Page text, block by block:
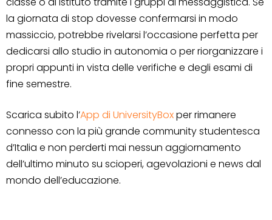
la giornata di stop dovesse confermarsi in modo
massiccio, potrebbe rivelarsi l’occasione perfetta per
dedicarsi allo studio in autonomia o per riorganizzare i
propri appunti in vista delle verifiche e degli esami di
fine semestre.
Scarica subito l’App di UniversityBoxper rimanere
connesso con la più grande community studentesca
d’Italia e non perderti mai nessun aggiornamento
dell’ultimo minuto su scioperi, agevolazioni e news dal
mondo dell’educazione.